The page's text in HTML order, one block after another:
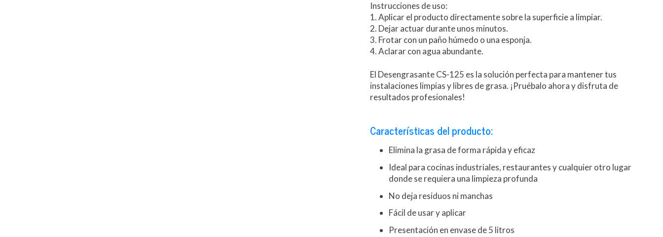
Instrucciones de uso:
1. Aplicar el producto directamente sobre la superficie a limpiar.
2. Dejar actuar durante unos minutos.
3. Frotar con un paño húmedo o una esponja.
4. Aclarar con agua abundante.
El Desengrasante CS-125 es la solución perfecta para mantener tus
instalaciones limpias y libres de grasa. ¡Pruébalo ahora y disfruta de
resultados profesionales!
Características del producto:
Elimina la grasa de forma rápida y eficaz
Ideal para cocinas industriales, restaurantes y cualquier otro lugar
donde se requiera una limpieza profunda
No deja residuos ni manchas
Fácil de usar y aplicar
Presentación en envase de 5 litros